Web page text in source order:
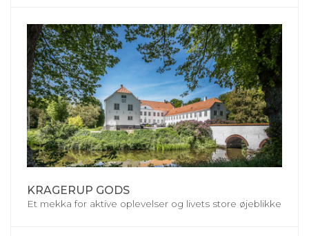
KRAGERUP GODS
Et mekka for aktive oplevelser og livets store øjeblikke